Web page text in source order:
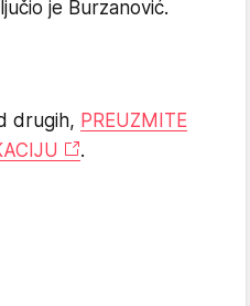
je Burzanović.
drugih, PREUZMITE
.